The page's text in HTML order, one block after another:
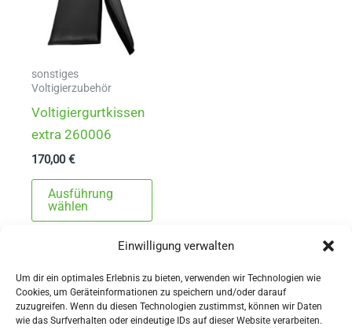
Einwilligung verwalten
Um dir ein optimales Erlebnis zu bieten, verwenden wir Technologien wie
Cookies, um Geräteinformationen zu speichern und/oder darauf
zuzugreifen. Wenn du diesen Technologien zustimmst, können wir Daten
wie das Surfverhalten oder eindeutige IDs auf dieser Website verarbeiten.
sonstiges
Voltigierzubehör
Voltigiergurtkissen
extra 260006
170,00€
Ausführung
wählen
Dieses
mehrere
Varianten
auf.
Die